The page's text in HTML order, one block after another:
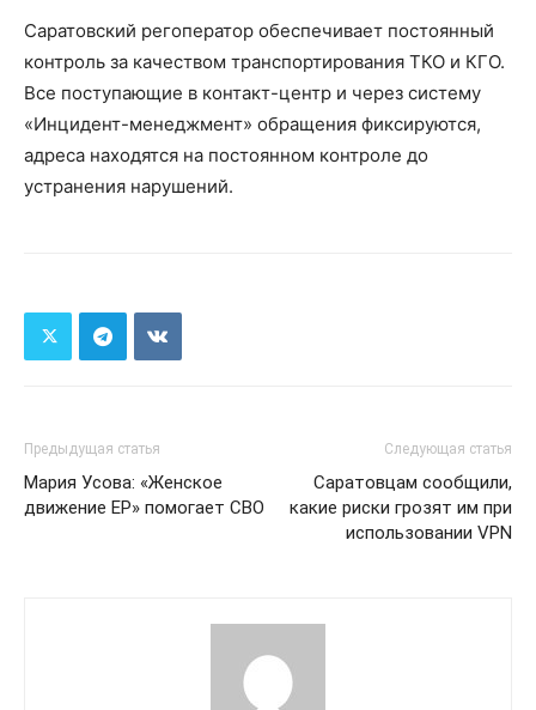
Саратовский регоператор обеспечивает постоянный
контроль за качеством транспортирования ТКО и КГО.
Все поступающие в контакт-центр и через систему
«Инцидент-менеджмент» обращения фиксируются,
адреса находятся на постоянном контроле до
устранения нарушений.
Предыдущая статья
Мария Усова: «Женское
движение ЕР» помогает СВО
Следующая статья
Саратовцам сообщили,
какие риски грозят им при
использовании VPN